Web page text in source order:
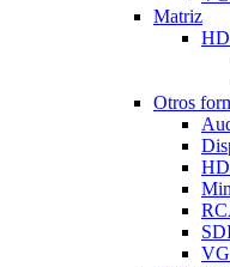
Matriz
Otros